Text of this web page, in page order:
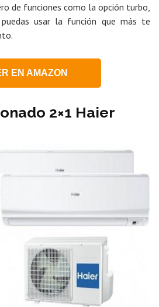
de funciones como la opción turbo,
usar la función que más te
EN AMAZON
2×1 Haier